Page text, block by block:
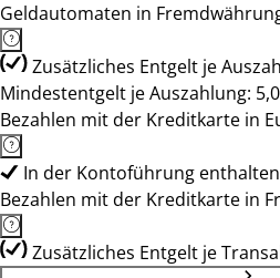
Geldautomaten in
Zusätzliches Entgelt je
Mindestentgelt je Auszahlung:
Bezahlen mit der Kreditkarte in
In der Kontoführung enthalten
Bezahlen mit der Kreditkarte in
Zusätzliches Entgelt je